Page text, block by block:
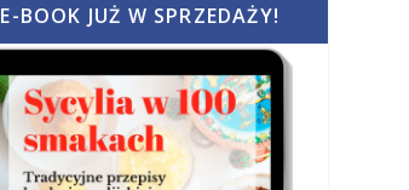
E-BOOK JUŻ W SPRZEDAŻY!